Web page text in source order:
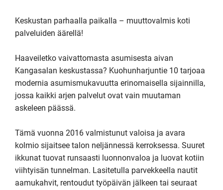
Keskustan parhaalla paikalla – muuttovalmis koti
palveluiden äärellä!
Haaveiletko vaivattomasta asumisesta aivan
Kangasalan keskustassa? Kuohunharjuntie 10 tarjoaa
modernia asumismukavuutta erinomaisella sijainnilla,
jossa kaikki arjen palvelut ovat vain muutaman
askeleen päässä.
Tämä vuonna 2016 valmistunut valoisa ja avara
kolmio sijaitsee talon neljännessä kerroksessa. Suuret
ikkunat tuovat runsaasti luonnonvaloa ja luovat kotiin
viihtyisän tunnelman. Lasitetulla parvekkeella nautit
aamukahvit, rentoudut työpäivän jälkeen tai seuraat